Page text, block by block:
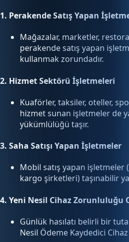
1. Perakende Satış Yapan
Mağazalar, marketler,
perakende satış yapan
kullanmak zorundadır.
2. Hizmet Sektörü İşletmeleri
Kuaförler, taksiler, oteller,
hizmet sunan işletmeler de
yükümlülüğü taşır.
3. Saha Satışı Yapan İşletmeler
Mobil satış yapan işletmeler
kargo şirketleri) taşınabilir
4. Yeni Nesil Cihaz Zorunluluğu
Günlük hasılatı belirli bir
Nesil Ödeme Kaydedici